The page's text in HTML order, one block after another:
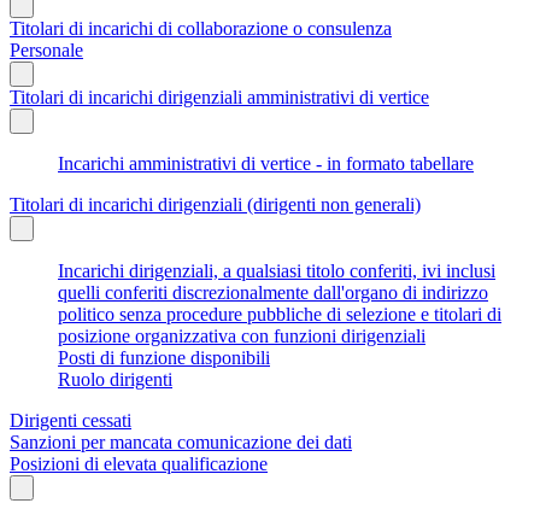
Titolari di incarichi di collaborazione o consulenza
Personale
Titolari di incarichi dirigenziali amministrativi di vertice
Incarichi amministrativi di vertice - in formato tabellare
Titolari di incarichi dirigenziali (dirigenti non generali)
Incarichi dirigenziali, a qualsiasi titolo conferiti, ivi inclusi
quelli conferiti discrezionalmente dall'organo di indirizzo
politico senza procedure pubbliche di selezione e titolari di
posizione organizzativa con funzioni dirigenziali
Posti di funzione disponibili
Ruolo dirigenti
Dirigenti cessati
Sanzioni per mancata comunicazione dei dati
Posizioni di elevata qualificazione